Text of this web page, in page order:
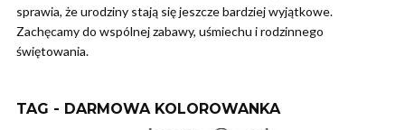
sprawia, że urodziny stają się jeszcze bardziej wyjątkowe.
Zachęcamy do wspólnej zabawy, uśmiechu i rodzinnego
świętowania.
TAG - DARMOWA KOLOROWANKA